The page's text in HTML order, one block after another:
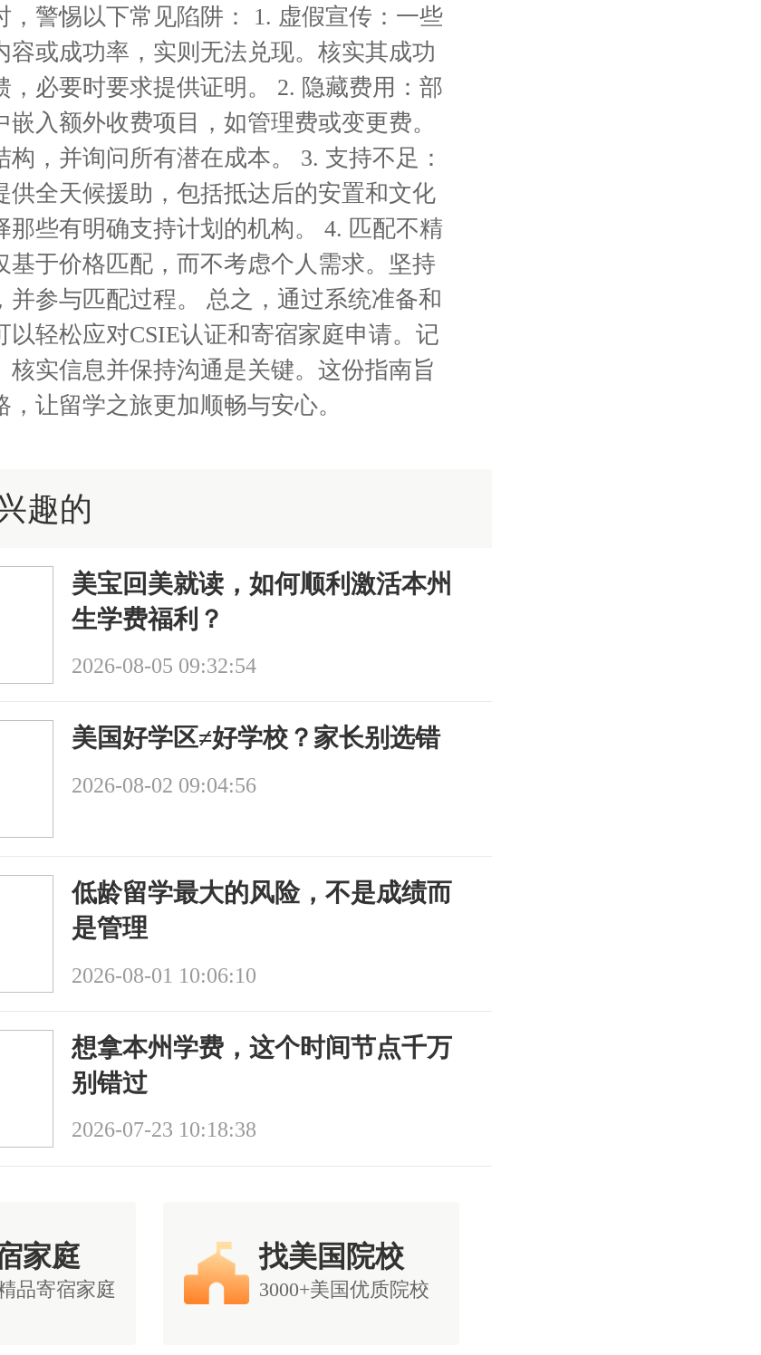
，警惕以下常见陷阱： 1. 虚假宣传：一些
容或成功率，实则无法兑现。核实其成功
，必要时要求提供证明。 2. 隐藏费用：部
入额外收费项目，如管理费或变更费。
构，并询问所有潜在成本。 3. 支持不足：
供全天候援助，包括抵达后的安置和文化
那些有明确支持计划的机构。 4. 匹配不精
基于价格匹配，而不考虑个人需求。坚持
并参与匹配过程。 总之，通过系统准备和
以轻松应对CSIE认证和寄宿家庭申请。记
核实信息并保持沟通是关键。这份指南旨
让留学之旅更加顺畅与安心。
趣的
美宝回美就读，如何顺利激活本州
生学费福利？
2026-08-05 09:32:54
美国好学区≠好学校？家长别选错
2026-08-02 09:04:56
低龄留学最大的风险，不是成绩而
是管理
2026-08-01 10:06:10
想拿本州学费，这个时间节点千万
别错过
2026-07-23 10:18:38
家庭
品寄宿家庭
找美国院校
3000+美国优质院校